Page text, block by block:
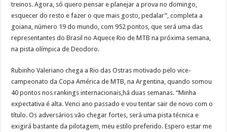
treinos. Agora, só quero pensar e planejar a prova no domingo,
esquecer do resto e fazer o que mais gosto, pedalar”, completa a
goiana, número 19 do mundo, com 952 pontos, que será uma das
representantes do Brasil no Aquece Rio de MTB na próxima semana,
na pista olímpica de Deodoro.
Rubinho Valeriano chega a Rio das Ostras motivado pelo vice-
campeonato da Copa América de MTB, na Argentina, quando somou
40 pontos nos rankings internacionais,há duas semanas. “Minha
expectativa é alta. Venci ano passado e vou tentar sair de novo com o
título. Os adversários vão chegar fortes, será uma pista técnica e
exigirá bastante da pilotagem, meu estilo preferido. Espero estar me